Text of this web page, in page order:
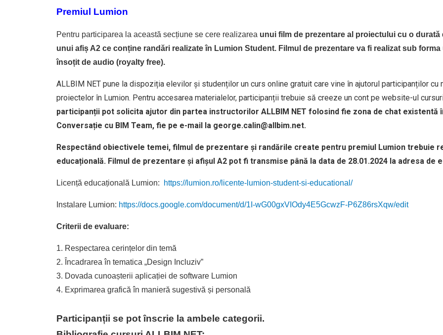
Premiul Lumion
Pentru participarea la această secțiune se cere realizarea unui film de prezentare al proiectului cu o
unui afiș A2 ce conține randări realizate în Lumion Student. Filmul de prezentare va fi realizat sub
însoțit de audio (royalty free).
ALLBIM NET pune la dispoziția elevilor și studenților un curs online gratuit care vine în ajutorul participanților
proiectelor în Lumion. Pentru accesarea materialelor, participanții trebuie să creeze un cont pe website-ul
participanții pot solicita ajutor din partea instructorilor ALLBIM NET folosind fie zona de chat existentă
Conversație cu BIM Team, fie pe e-mail la george.calin@allbim.net.
Respectând obiectivele temei, filmul de prezentare și randările create pentru premiul Lumion trebuie
educațională. Filmul de prezentare și afișul A2 pot fi transmise până la data de 28.01.2024 la adresa de
Licență educațională Lumion: https://lumion.ro/licente-lumion-student-si-educational/
Instalare Lumion: https://docs.google.com/document/d/1I-wG00gxVIOdy4E5GcwzF-P6Z86rsXqw/edit
Criterii de evaluare:
1. Respectarea cerințelor din temă
2. Încadrarea în tematica „Design Incluziv”
3. Dovada cunoașterii aplicației de software Lumion
4. Exprimarea grafică în manieră sugestivă și personală
Participanții se pot înscrie la ambele categorii.